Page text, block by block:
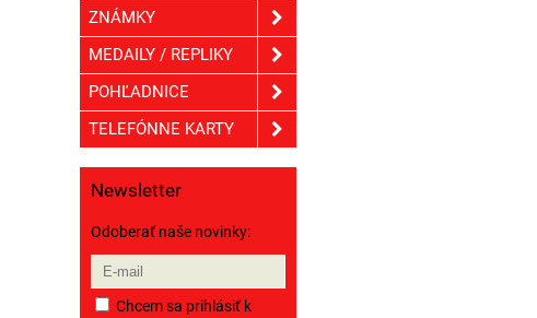
ZNÁMKY
MEDAILY / REPLIKY
POHĽADNICE
TELEFÓNNE KARTY
Newsletter
Odoberať naše novinky:
Chcem sa prihlásiť k